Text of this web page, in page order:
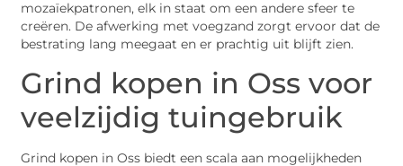
mozaïekpatronen, elk in staat om een andere sfeer te
creëren. De afwerking met voegzand zorgt ervoor dat de
bestrating lang meegaat en er prachtig uit blijft zien.
Grind kopen in Oss voor
veelzijdig tuingebruik
Grind kopen in Oss biedt een scala aan mogelijkheden